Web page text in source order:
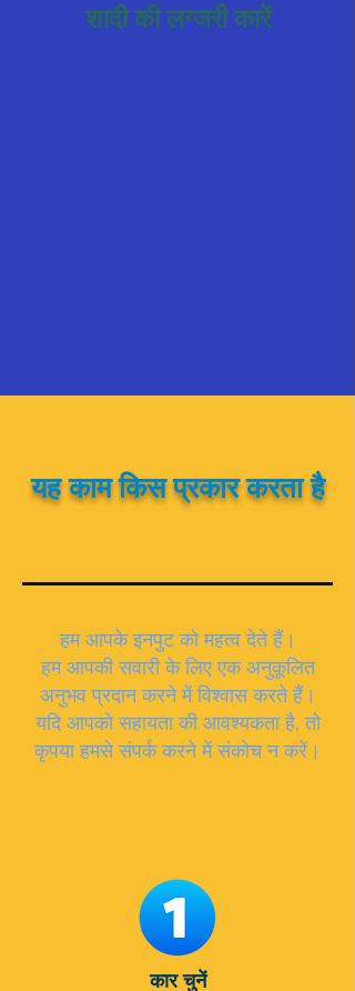
शादी की लग्जरी कारें
यह काम किस प्रकार करता है
हम आपके इनपुट को महत्व देते हैं।
हम आपकी सवारी के लिए एक अनुकूलित
अनुभव प्रदान करने में विश्वास करते हैं।
यदि आपको सहायता की आवश्यकता है, तो
कृपया हमसे संपर्क करने में संकोच न करें।
कार चुनें